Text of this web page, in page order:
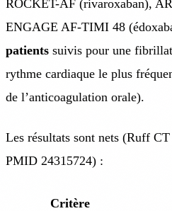
ROCKET-AF (rivaroxaban),
ENGAGE AF-TIMI 48
patients suivis pour une
rythme cardiaque le plus
de l’anticoagulation orale).
Les résultats sont nets (Ruff
PMID 24315724) :
Critère